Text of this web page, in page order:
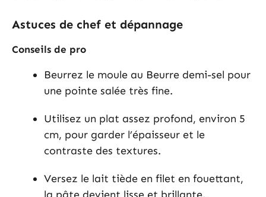
Astuces de chef et dépannage
Conseils de pro
Beurrez le moule au Beurre demi-sel pour
une pointe salée très fine.
Utilisez un plat assez profond, environ 5
cm, pour garder l’épaisseur et le
contraste des textures.
Versez le lait tiède en filet en fouettant,